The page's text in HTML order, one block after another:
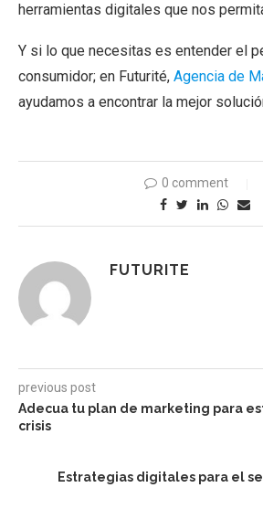
herramientas digitales que nos
Y si lo que necesitas es entender el
consumidor; en Futurité, Agencia de
ayudamos a encontrar la mejor
0 comment
FUTURITE
previous post
Adecua tu plan de marketing para
crisis
Estrategias digitales para el